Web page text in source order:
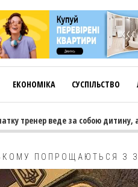
ЕКОНОМІКА СУСПІЛЬСТВО
тренер веде за собою дитину, а
ПОПРОЩАЮТЬСЯ З